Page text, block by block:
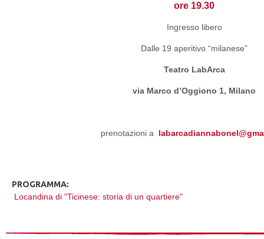
ore 19.30
Ingresso libero
Dalle 19 aperitivo “milanese”
Teatro LabArca
via Marco d’Oggiono 1, Milano
prenotazioni a
PROGRAMMA:
Locandina di "Ticinese: storia di un quartiere"